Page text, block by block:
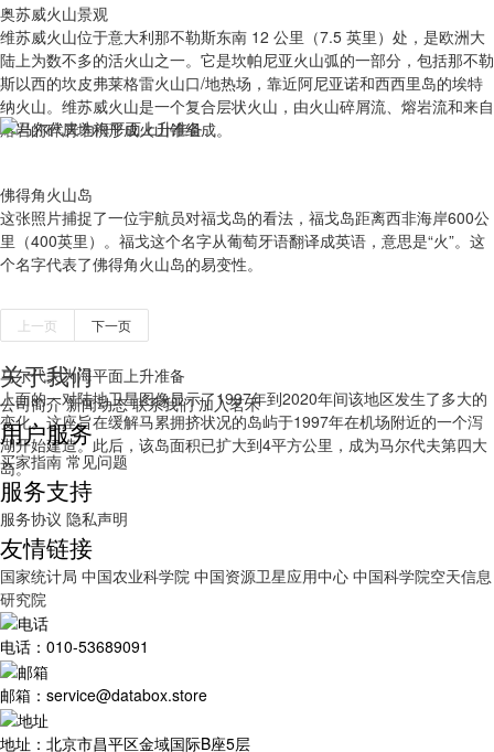
奥苏威火山景观
维苏威火山位于意大利那不勒斯东南 12 公里（7.5 英里）处，是欧洲大
陆上为数不多的活火山之一。它是坎帕尼亚火山弧的一部分，包括那不勒
斯以西的坎皮弗莱格雷火山口/地热场，靠近阿尼亚诺和西西里岛的埃特
纳火山。维苏威火山是一个复合层状火山，由火山碎屑流、熔岩流和来自
熔岩的碎屑堆积形成火山锥组成。
佛得角火山岛
这张照片捕捉了一位宇航员对福戈岛的看法，福戈岛距离西非海岸600公
里（400英里）。福戈这个名字从葡萄牙语翻译成英语，意思是“火”。这
个名字代表了佛得角火山岛的易变性。
马尔代夫为海平面上升准备
​上面的一对陆地卫星图像显示了1997年到2020年间该地区发生了多大的
变化。这座旨在缓解马累拥挤状况的岛屿于1997年在机场附近的一个泻
湖开始建造。此后，该岛面积已扩大到4平方公里，成为马尔代夫第四大
岛。
上一页 下一页
关于我们
公司简介 新闻动态 联系我们 加入茗禾
用户服务
买家指南 常见问题
服务支持
服务协议 隐私声明
友情链接
国家统计局 中国农业科学院 中国资源卫星应用中心 中国科学院空天信息
研究院
电话：010-53689091
邮箱：service@databox.store
地址：北京市昌平区金域国际B座5层